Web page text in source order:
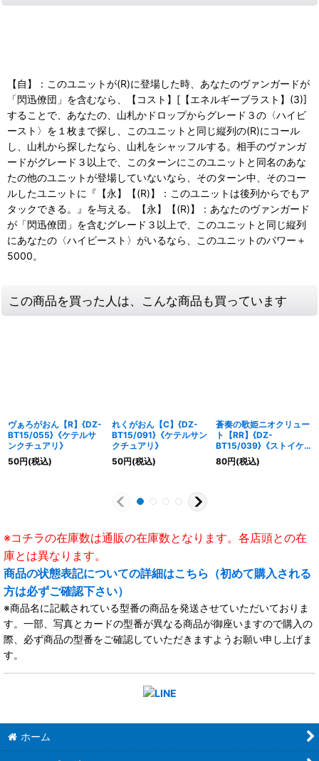
【自】：このユニットが(R)に登場した時、あなたのヴァンガードが
「閃迅僚団」を含むなら、【コスト】[【エネルギーブラスト】(3)]
することで、あなたの、山札かドロップからグレード３の〈ハイビ
ースト〉を１枚まで探し、このユニットと同じ縦列の(R)にコール
し、山札から探したなら、山札をシャッフルする。相手のヴァンガ
ードがグレード３以上で、このターンにこのユニットと同名のあな
たの他のユニットが登場していないなら、そのターン中、そのコー
ルしたユニットに『【永】【(R)】：このユニットは後列からでもア
タックできる。』を与える。【永】【(R)】：あなたのヴァンガード
が「閃迅僚団」を含むグレード３以上で、このユニットと同じ縦列
にあなたの〈ハイビースト〉がいるなら、このユニットのパワー＋
5000。
この商品を買った人は、こんな商品も買っています
ヴぁろがおん【R】{DZ-
BT15/055}《ケテルサ
ンクチュアリ》
50円(税込)
れくがおん【C】{DZ-
BT15/091}《ケテルサン
クチュアリ》
50円(税込)
蒼奏の歌姫ニオクリュー
ト【RR】{DZ-
BT15/039}《ストイケ
イア》
80円(税込)
※コチラの在庫数は通販の在庫数となります。各店頭との在
庫とは異なります。
商品の状態表記についての詳細はこちら（初めて購入される
方は必ずご確認下さい）
※商品名に記載されている型番の商品を発送させていただいておりま
す。一部、写真とカードの型番が異なる商品が御座いますので購入の
際、必ず商品の型番をご確認していただきますようお願い申し上げま
す。
ホーム